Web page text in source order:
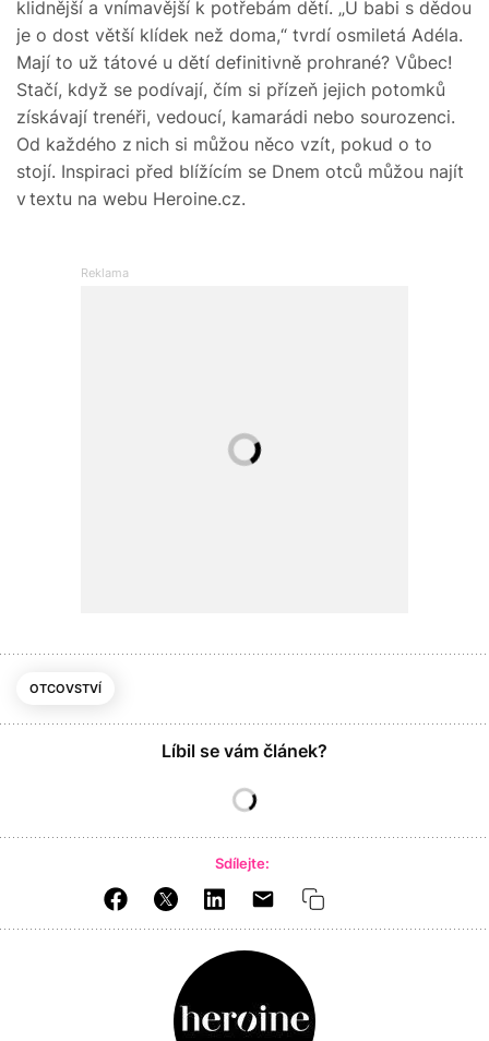
klidnější a vnímavější k potřebám dětí. „U babi s dědou
je o dost větší klídek než doma,“ tvrdí osmiletá Adéla.
Mají to už tátové u dětí definitivně prohrané? Vůbec!
Stačí, když se podívají, čím si přízeň jejich potomků
získávají trenéři, vedoucí, kamarádi nebo sourozenci.
Od každého z nich si můžou něco vzít, pokud o to
stojí. Inspiraci před blížícím se Dnem otců můžou najít
v textu na webu Heroine.cz.
OTCOVSTVÍ
Líbil se vám článek?
Sdílejte: